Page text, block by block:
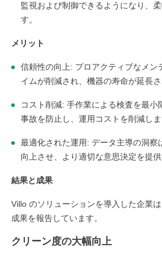
監視および制御できるようになり、
す。
メリット
信頼性の向上: プロアクティブなメン
イムが削減され、機器の寿命が延長さ
コスト削減: 手作業による検査を最小
事故を防止し、運用コストを削減しま
最適化された運用: データ主導の洞察
向上させ、より適切な意思決定を提
結果と成果
Villo のソリューションを導入した企業
成果を報告しています。
クリーン度の大幅向上